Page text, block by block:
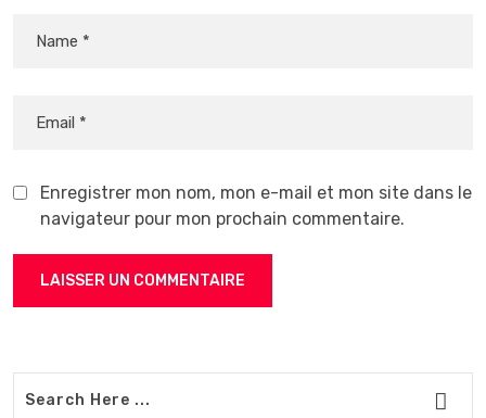
Enregistrer mon nom, mon e-mail et mon site dans le
navigateur pour mon prochain commentaire.